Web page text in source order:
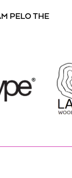
PELO THE